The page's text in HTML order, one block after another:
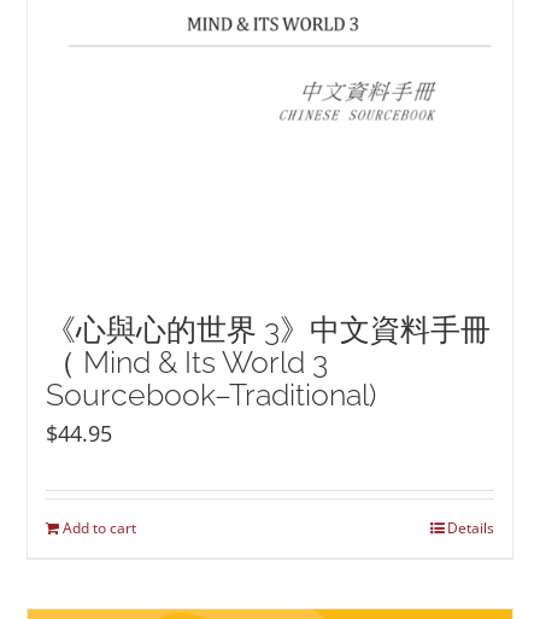
《心與心的世界 3》中文資料手冊
（ Mind & Its World 3
Sourcebook–Traditional)
$44.95
Add to cart Details